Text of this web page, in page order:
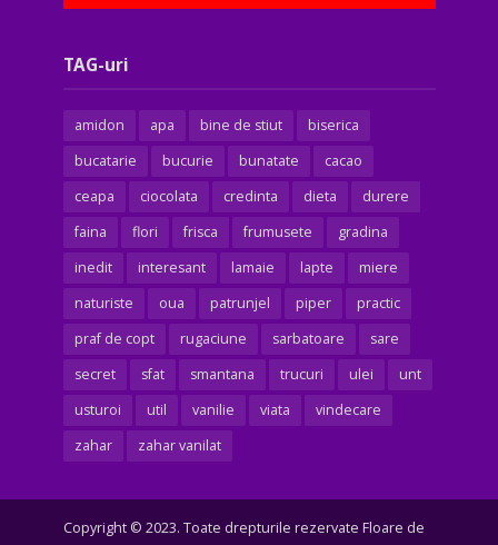
TAG-uri
amidon apa bine de stiut
biserica
bucatarie
bucurie bunatate
cacao
ceapa
ciocolata credinta dieta
durere
faina
flori frisca frumusete
gradina
inedit
interesant lamaie lapte
miere
naturiste
oua patrunjel piper
practic
praf de copt
rugaciune sarbatoare
sare
secret
sfat smantana trucuri ulei
unt
usturoi
util vanilie viata
vindecare
zahar
zahar vanilat
Copyright © 2023. Toate drepturile rezervate Floare de